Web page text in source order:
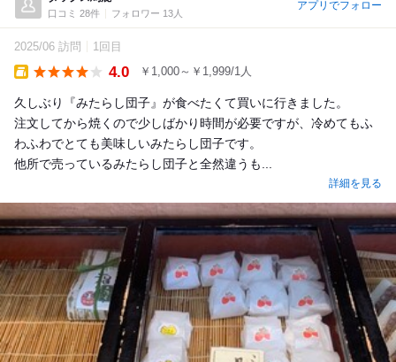
口コミ 28件 フォロワー 13人
アプリでフォロー
2025/06 訪問 1回目
4.0 ￥1,000～￥1,999/1人
久しぶり『みたらし団子』が食べたくて買いに行きました。
注文してから焼くので少しばかり時間が必要ですが、冷めてもふ
わふわでとても美味しいみたらし団子です。
他所で売っているみたらし団子と全然違うも...
詳細を見る